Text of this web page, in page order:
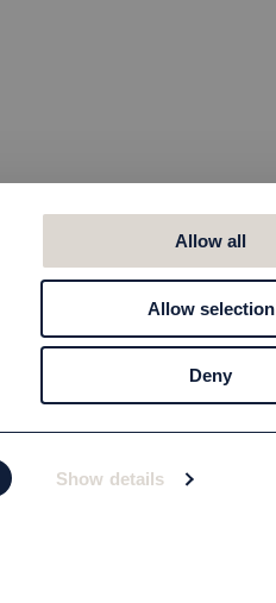
Show details
Allow all
Allow selection
Deny